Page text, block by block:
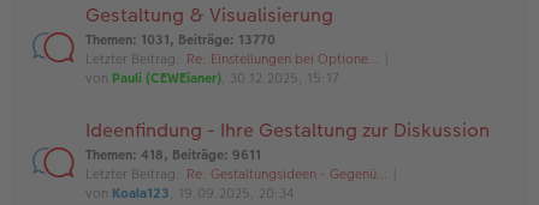
Gestaltung & Visualisierung
Themen: 1031, Beiträge: 13770
Letzter Beitrag: Re: Einstellungen bei Optione…
von Pauli (CEWEianer), 30.12.2025, 15:17
Ideenfindung - Ihre Gestaltung zur Diskussion
Themen: 418, Beiträge: 9611
Letzter Beitrag: Re: Gestaltungsideen - Gegenü…
von Koala123, 19.09.2025, 20:34